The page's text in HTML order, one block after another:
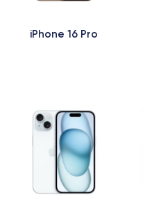
iPhone 16 Pro